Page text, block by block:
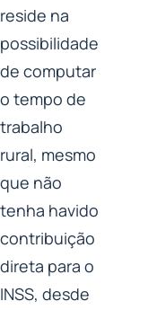
reside na
possibilidade
de computar
o tempo de
trabalho
rural, mesmo
que não
tenha havido
contribuição
direta para o
INSS, desde